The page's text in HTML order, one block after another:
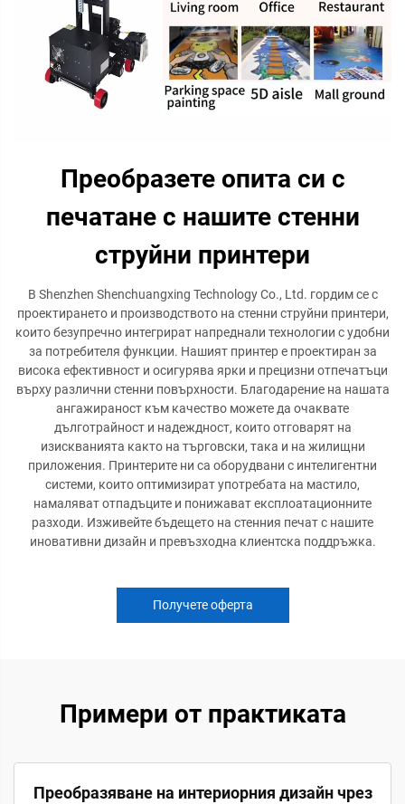
Преобразете опита си с
печатане с нашите стенни
струйни принтери
В Shenzhen Shenchuangxing Technology Co., Ltd. гордим се с
проектирането и производството на стенни струйни принтери,
които безупречно интегрират напреднали технологии с удобни
за потребителя функции. Нашият принтер е проектиран за
висока ефективност и осигурява ярки и прецизни отпечатъци
върху различни стенни повърхности. Благодарение на нашата
ангажираност към качество можете да очаквате
дълготрайност и надеждност, които отговарят на
изискванията както на търговски, така и на жилищни
приложения. Принтерите ни са оборудвани с интелигентни
системи, които оптимизират употребата на мастило,
намаляват отпадъците и понижават експлоатационните
разходи. Изживейте бъдещето на стенния печат с нашите
иновативни дизайн и превъзходна клиентска поддръжка.
Получете оферта
Примери от практиката
Преобразяване на интериорния дизайн чрез